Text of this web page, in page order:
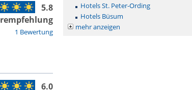
1 Bewertung
5.8
6.0
Hotels St. Peter-Ording
Hotels Büsum
mehr anzeigen